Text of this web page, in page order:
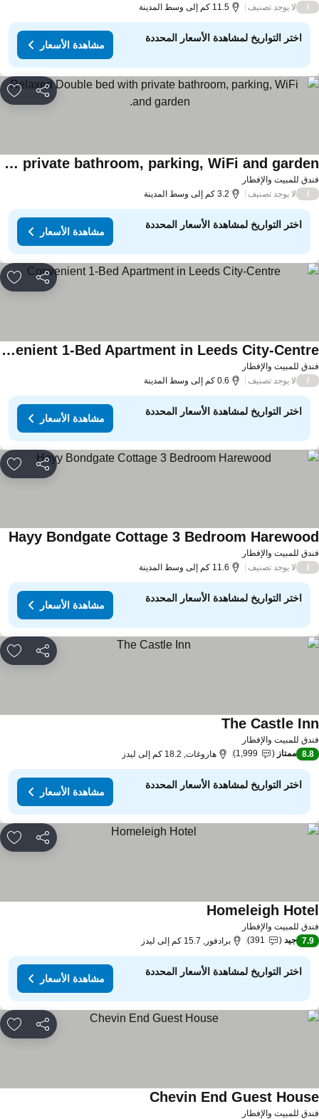
لا يوجد تصنيف 11.5 كم إلى وسط المدينة
اختر التواريخ لمشاهدة الأسعار المحددة
مشاهدة الأسعار
مشاركة
للمبيت والإفطار
Relaxed Double bed with private bathroom, parking, WiFi and garden.
لا يوجد تصنيف 3.2 كم إلى وسط المدينة
اختر التواريخ لمشاهدة الأسعار المحددة
مشاهدة الأسعار
مشاركة
للمبيت والإفطار
Convenient 1-Bed Apartment in Leeds City-Centre
لا يوجد تصنيف 0.6 كم إلى وسط المدينة
اختر التواريخ لمشاهدة الأسعار المحددة
مشاهدة الأسعار
مشاركة
للمبيت والإفطار
Hayy Bondgate Cottage 3 Bedroom
لا يوجد تصنيف 11.6 كم إلى وسط المدينة
اختر التواريخ لمشاهدة الأسعار المحددة
مشاهدة الأسعار
مشاركة
للمبيت والإفطار
The Castle
8.8 ممتاز 1,999 هاروغات, 18.2 كم إلى ليدز
اختر التواريخ لمشاهدة الأسعار المحددة
مشاهدة الأسعار
مشاركة
للمبيت والإفطار
Homeleigh
7.9 جيد 391 برادفور, 15.7 كم إلى ليدز
اختر التواريخ لمشاهدة الأسعار المحددة
مشاهدة الأسعار
مشاركة
للمبيت والإفطار
Chevin End Guest